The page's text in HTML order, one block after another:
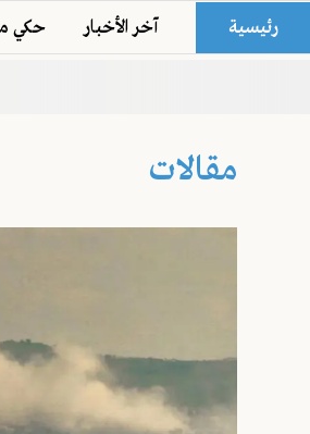
رئيسية آخر الأخبار حكي
مقالات